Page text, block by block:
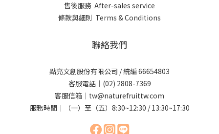
售後服務 After-sales service
條款與細則 Terms & Conditions
聯絡我們
點亮文創股份有限公司 / 統編 66654803
客服電話｜(02) 2808-7369
客服信箱｜tw@naturefruittw.com
服務時間｜（一）至（五）8:30~12:30 / 13:30~17:30